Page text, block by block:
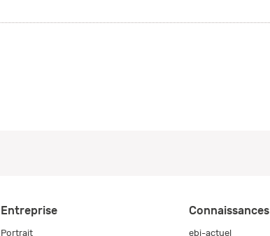
Entreprise
Portrait
Connaissances
ebi-actuel